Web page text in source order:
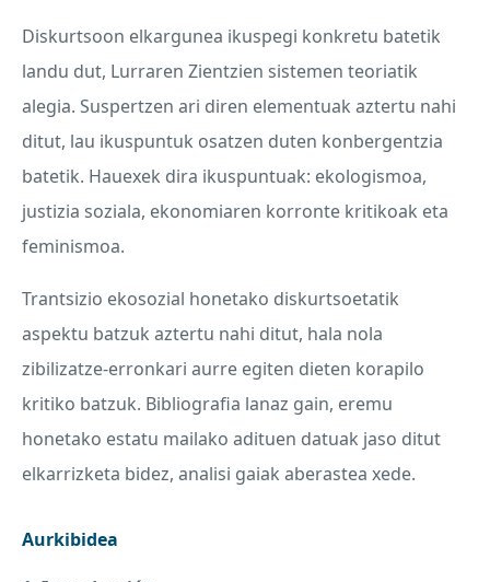
Diskurtsoon elkargunea ikuspegi konkretu batetik
landu dut, Lurraren Zientzien sistemen teoriatik
alegia. Suspertzen ari diren elementuak aztertu nahi
ditut, lau ikuspuntuk osatzen duten konbergentzia
batetik. Hauexek dira ikuspuntuak: ekologismoa,
justizia soziala, ekonomiaren korronte kritikoak eta
feminismoa.
Trantsizio ekosozial honetako diskurtsoetatik
aspektu batzuk aztertu nahi ditut, hala nola
zibilizatze-erronkari aurre egiten dieten korapilo
kritiko batzuk. Bibliografia lanaz gain, eremu
honetako estatu mailako adituen datuak jaso ditut
elkarrizketa bidez, analisi gaiak aberastea xede.
Aurkibidea